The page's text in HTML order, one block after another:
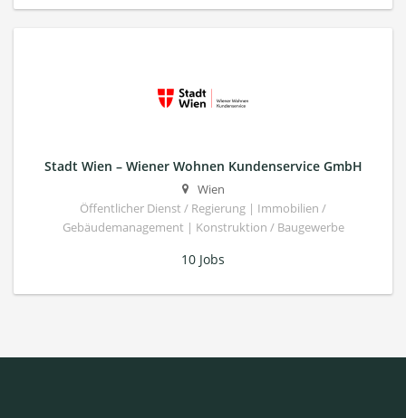
Stadt Wien – Wiener Wohnen Kundenservice GmbH
Wien
Öffentlicher Dienst / Regierung | Immobilien /
Gebäudemanagement | Konstruktion / Baugewerbe
10 Jobs